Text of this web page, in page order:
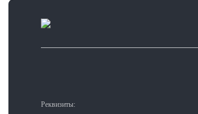
Реквизиты: